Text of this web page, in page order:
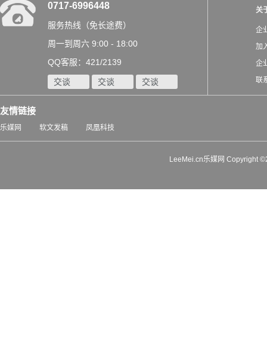
0717-6996448
服务热线（免长途费）
周一到周六 9:00 - 18:00
QQ客服：421/2139
交谈 交谈 交谈
关
企
加
企
联
友情链接
乐媒网 软文发稿 凤凰科技
LeeMei.cn乐媒网 Copyright